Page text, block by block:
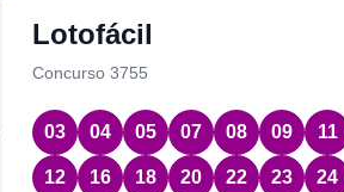
Lotofácil
Concurso 3755
03 04 05 07 08 09 11
12 16 18 20 22 23 24